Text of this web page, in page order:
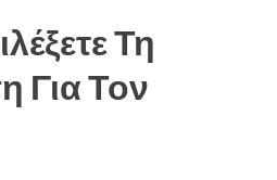
Τη
Για Τον